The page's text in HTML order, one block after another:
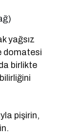
yağsız
domatesi
birlikte
pişirin,